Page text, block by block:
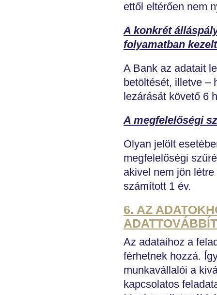
ettől eltérően nem
A konkrét
folyamatban
A Bank az adatait
betöltését, illetve –
lezárását követő 6
A megfelelőségi
Olyan jelölt
megfelelőségi
akivel nem jön
számított 1 év.
6. AZ
Az adataihoz a
férhetnek hozzá.
munkavállalói a
kapcsolatos